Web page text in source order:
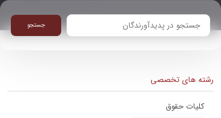
جستجو
رشته های تخصصی
کلیات حقوق